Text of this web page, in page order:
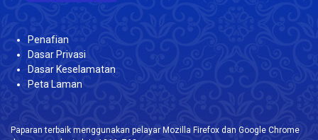
Penafian
Dasar Privasi
Dasar Keselamatan
Peta Laman
Paparan terbaik menggunakan pelayar Mozilla Firefox dan Google Chrome